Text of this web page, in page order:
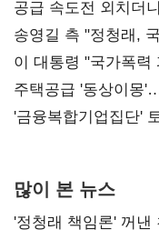
공급 속도전 외치더
리모델링' 제안
송영길 측 "정청래,
총선 지휘 못해"
이 대통령 "국가폭
진실 밝혀야"
주택공급 '동상이몽
'금융복합기업집단'
많이 본 뉴스
'정청래 책임론' 꺼